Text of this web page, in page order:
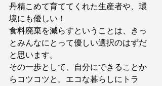
丹精こめて育ててくれた生産者や、環
境にも優しい！
食料廃棄を減らすということは、きっ
とみんなにとって優しい選択のはずだ
と思います。
その一歩として、自分にできることか
らコツコツと。エコな暮らしにトラ